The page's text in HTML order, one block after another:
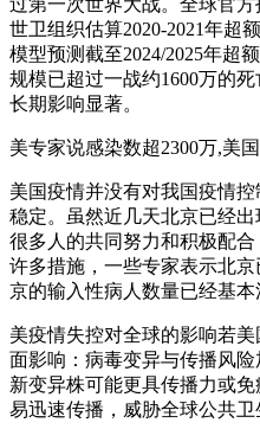
世卫组织估算2020-2021年超
模型预测截至2024/2025年超
规模已超过一战约1600万的
长期影响显著。
美专家说感染数超2300万,美
美国疫情并没有对我国疫情
稳定。虽然近几天北京已经
很多人的共同努力和积极配
许多措施，一些专家表示北
京的输入性病人数量已经基本
美疫情失控对全球的影响若
面影响：病毒变异与传播风
新变异株可能更具传播力或
易迅速传播，威胁全球公共卫